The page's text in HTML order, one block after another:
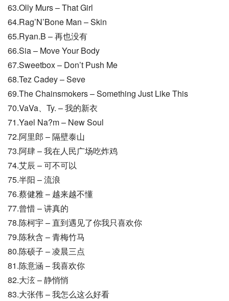
63.Olly Murs – That Girl
64.Rag’N’Bone Man – Skin
65.Ryan.B – 再也没有
66.Sia – Move Your Body
67.Sweetbox – Don’t Push Me
68.Tez Cadey – Seve
69.The Chainsmokers – Something Just Like This
70.VaVa、Ty. – 我的新衣
71.Yael Na?m – New Soul
72.阿里郎 – 隔壁泰山
73.阿肆 – 我在人民广场吃炸鸡
74.艾辰 – 可不可以
75.半阳 – 流浪
76.蔡健雅 – 越来越不懂
77.曾惜 – 讲真的
78.陈柯宇 – 直到遇见了你我只喜欢你
79.陈秋含 – 青梅竹马
80.陈硕子 – 凌晨三点
81.陈意涵 – 我喜欢你
82.大泫 – 静悄悄
83.大张伟 – 我怎么这么好看